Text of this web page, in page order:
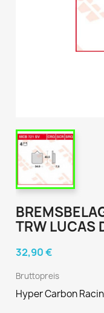
TRW LUCAS
32,90 €
Bruttopreis
Hyper Carbon